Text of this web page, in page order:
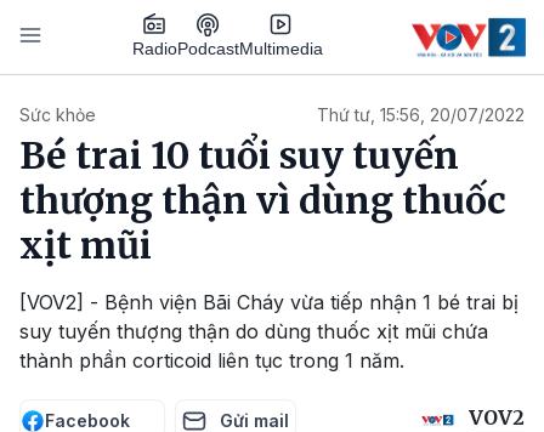
Nhảy đến nội dung
RadioPodcastMultimedia
Sức khỏe Thứ tư, 15:56, 20/07/2022
Bé trai 10 tuổi suy tuyến
thượng thận vì dùng thuốc
xịt mũi
[VOV2] - Bệnh viện Bãi Cháy vừa tiếp nhận 1 bé trai bị
suy tuyến thượng thận do dùng thuốc xịt mũi chứa
thành phần corticoid liên tục trong 1 năm.
Facebook Gửi mail VOV2